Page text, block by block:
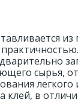
сырья,
клей, в